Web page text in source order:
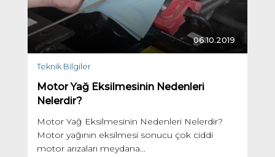
06.10.2019
Teknik Bilgiler
Motor Yağ Eksilmesinin Nedenleri
Nelerdir?
Motor Yağ Eksilmesinin Nedenleri Nelerdir?
Motor yağının eksilmesi sonucu çok ciddi
motor arızaları meydana...